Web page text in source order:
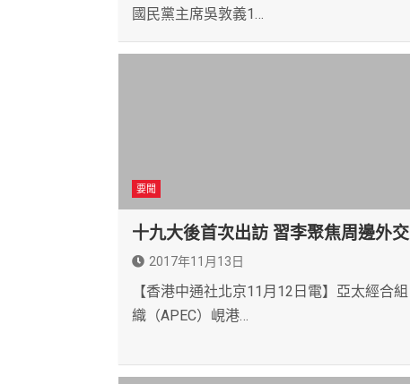
國民黨主席吳敦義1…
要聞
十九大後首次出訪 習李聚焦周邊外交
2017年11月13日
【香港中通社北京11月12日電】亞太經合組
織（APEC）峴港…